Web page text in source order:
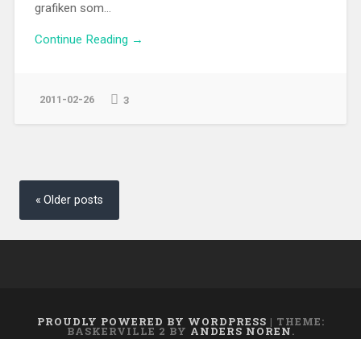
grafiken som...
Continue Reading →
2011-02-26 3
Posts
navigation
Older posts
PROUDLY POWERED BY WORDPRESS | THEME:
BASKERVILLE 2 BY ANDERS NOREN.